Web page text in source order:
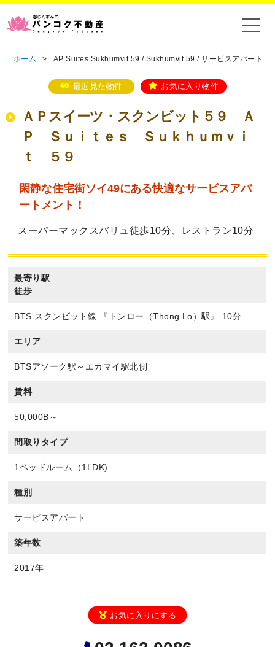
ホーム > AP Suites Sukhumvit 59 / Sukhumvit 59 / サービスアパート
最近見た物件 お気に入り物件
ＡＰスイーツ・スクンビット５９ Ａ
Ｐ Ｓｕｉｔｅｓ Ｓｕｋｈｕｍｖｉ
ｔ ５９
閑静な住宅街ソイ49にある快適なサービスアパ
ートメント！
スーパーマックスバリュ徒歩10分、レストラン10分
最寄り駅
徒歩
BTS スクンビット線 『トンロー（Thong Lo）駅』 10分
エリア
BTSアソーク駅～エカマイ駅北側
賃料
50,000B～
間取りタイプ
1ベッドルーム（1LDK)
種別
サービスアパート
築年数
2017年
お気に入りにする